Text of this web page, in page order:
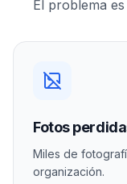
El problema
Fotos
Miles de
organización.